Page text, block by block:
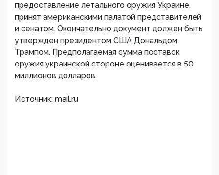
предоставление летального оружия Украине,
принят американскими палатой представителей
и сенатом. Окончательно документ должен быть
утвержден президентом США Дональдом
Трампом. Предполагаемая сумма поставок
оружия украинской стороне оценивается в 50
миллионов долларов.
Источник: mail.ru